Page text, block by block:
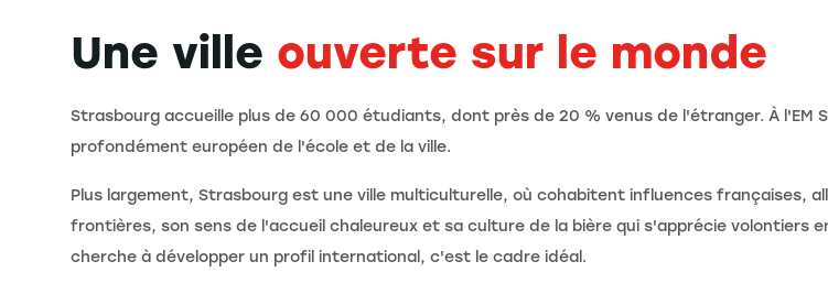
Une ville ouverte sur le monde
Strasbourg accueille plus de 60 000 étudiants, dont près de 20 % venus de l'étranger. À
profondément européen de l'école et de la ville.
Plus largement, Strasbourg est une ville multiculturelle, où cohabitent influences françaises,
frontières, son sens de l'accueil chaleureux et sa culture de la bière qui s'apprécie volontiers
cherche à développer un profil international, c'est le cadre idéal.